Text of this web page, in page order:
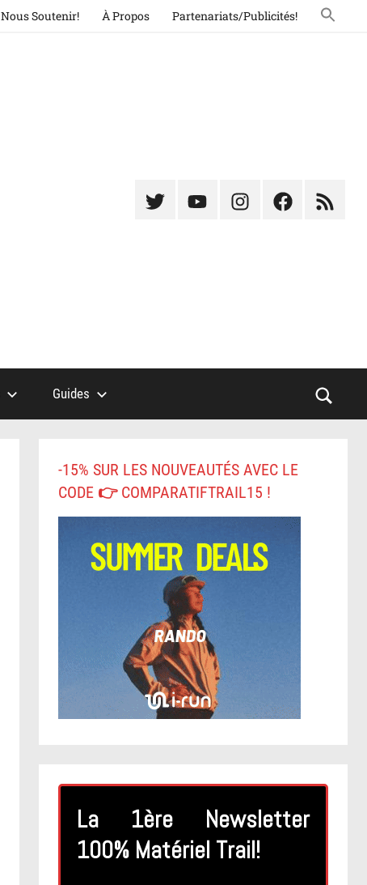
Nous Soutenir! À Propos Partenariats/Publicités!
ÉlémentÉlémentÉlémentÉlément
Guides
-15% SUR LES NOUVEAUTÉS AVEC LE
CODE 👉 COMPARATIFTRAIL15 !
La 1ère Newsletter
100% Matériel Trail!